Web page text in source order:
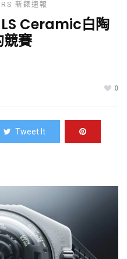
新錶速報
LS Ceramic白陶
競賽
0
Tweet It